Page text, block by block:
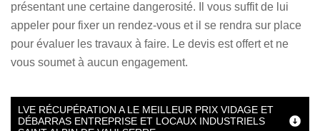
présentant une certaine dangerosité. Il vous suffit de lui
appeler pour fixer un rendez-vous et il se rendra sur place
pour évaluer les travaux à faire. Le devis est offert et ne
vous soumet à aucun engagement.
LVE RÉCUPÉRATION A LE MEILLEUR PRIX VIDAGE ET
DÉBARRAS ENTREPRISE ET LOCAUX INDUSTRIELS